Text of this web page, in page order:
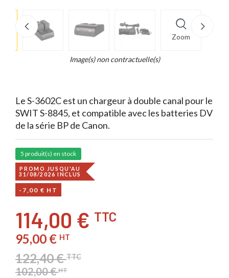
Zoom
Image(s) non contractuelle(s)
Le S-3602C est un chargeur à double canal pour le
SWIT S-8845, et compatible avec les batteries DV
de la série BP de Canon.
5 produit(s) en stock
PROMO JUSQU'AU
31/08/2026 INCLUS
-7,00 € HT
114,00 € TTC
95,00 € HT
122,40 €TTC
102,00 €HT